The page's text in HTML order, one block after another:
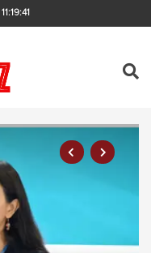
11:19:42